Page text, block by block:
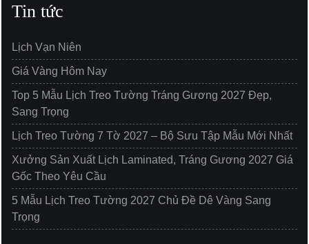
Tin tức
Lịch Vạn Niên
Giá Vàng Hôm Nay
Top 5 Mẫu Lịch Treo Tường Tráng Gương 2027 Đẹp,
Sang Trọng
Lịch Treo Tường 7 Tờ 2027 – Bộ Sưu Tập Mẫu Mới Nhất
Xưởng Sản Xuất Lịch Laminated, Tráng Gương 2027 Giá
Gốc Theo Yêu Cầu
5 Mẫu Lịch Treo Tường 2027 Chủ Đề Dê Vàng Sang
Trọng